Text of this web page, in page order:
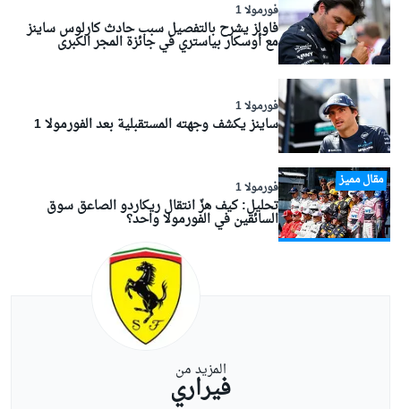
فورمولا 1
فاولز يشرح بالتفصيل سبب حادث كارلوس ساينز
مع أوسكار بياستري في جائزة المجر الكبرى
فورمولا 1
ساينز يكشف وجهته المستقبلية بعد الفورمولا 1
مقال مميز فورمولا 1
تحليل: كيف هزّ انتقال ريكاردو الصاعق سوق
السائقين في الفورمولا واحد؟
المزيد من
فيراري